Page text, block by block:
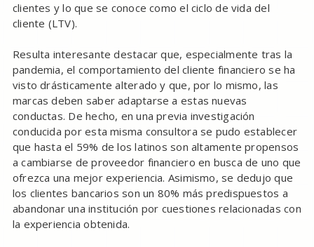
clientes y lo que se conoce como el ciclo de vida del
cliente (LTV).
Resulta interesante destacar que, especialmente tras la
pandemia, el comportamiento del cliente financiero se ha
visto drásticamente alterado y que, por lo mismo, las
marcas deben saber adaptarse a estas nuevas
conductas. De hecho, en una previa investigación
conducida por esta misma consultora se pudo establecer
que hasta el 59% de los latinos son altamente propensos
a cambiarse de proveedor financiero en busca de uno que
ofrezca una mejor experiencia. Asimismo, se dedujo que
los clientes bancarios son un 80% más predispuestos a
abandonar una institución por cuestiones relacionadas con
la experiencia obtenida.